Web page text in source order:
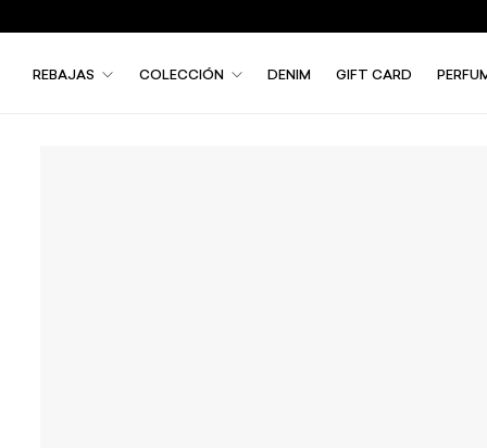
REBAJAS COLECCIÓN DENIM GIFT CARD